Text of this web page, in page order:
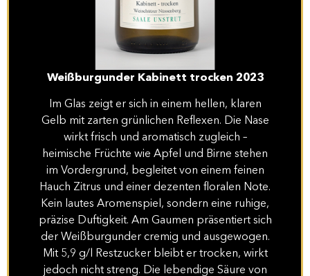
Weißburgunder Kabinett trocken 2023
Im Glas zeigt er sich in einem hellen, klaren
Gelb mit zarten grünlichen Reflexen. Die Nase
wirkt frisch und aromatisch zugleich –
heimische Früchte wie Apfel und Birne stehen
im Vordergrund, begleitet von einem feinen
Hauch Zitrus und einer dezenten floralen Note.
Kein lautes Aromenspiel, sondern eine ruhige,
präzise Duftigkeit. Am Gaumen präsentiert sich
der Weißburgunder cremig und ausgewogen.
Mit 5,9 g/l Restzucker bleibt er trocken, wirkt
jedoch nicht streng. Die lebendige Säure von